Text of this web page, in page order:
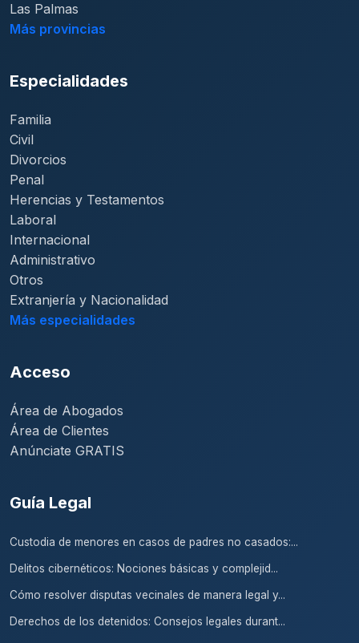
Las Palmas
Más provincias
Especialidades
Familia
Civil
Divorcios
Penal
Herencias y Testamentos
Laboral
Internacional
Administrativo
Otros
Extranjería y Nacionalidad
Más especialidades
Acceso
Área de Abogados
Área de Clientes
Anúnciate GRATIS
Guía Legal
Custodia de menores en casos de padres no casados:...
Delitos cibernéticos: Nociones básicas y complejid...
Cómo resolver disputas vecinales de manera legal y...
Derechos de los detenidos: Consejos legales durant...